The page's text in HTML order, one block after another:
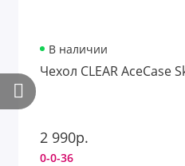
В наличии
Чехол CLEAR AceCase
2 990р.
0-0-36